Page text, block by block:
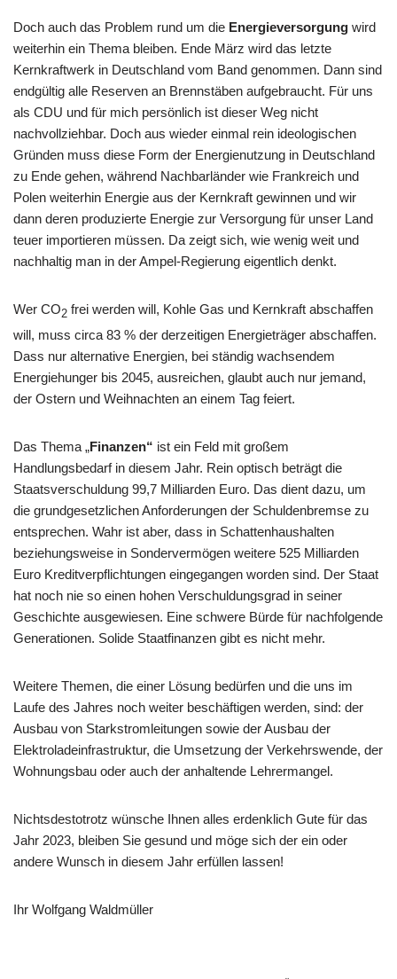
Doch auch das Problem rund um die Energieversorgung wird
weiterhin ein Thema bleiben. Ende März wird das letzte
Kernkraftwerk in Deutschland vom Band genommen. Dann sind
endgültig alle Reserven an Brennstäben aufgebraucht. Für uns
als CDU und für mich persönlich ist dieser Weg nicht
nachvollziehbar. Doch aus wieder einmal rein ideologischen
Gründen muss diese Form der Energienutzung in Deutschland
zu Ende gehen, während Nachbarländer wie Frankreich und
Polen weiterhin Energie aus der Kernkraft gewinnen und wir
dann deren produzierte Energie zur Versorgung für unser Land
teuer importieren müssen. Da zeigt sich, wie wenig weit und
nachhaltig man in der Ampel-Regierung eigentlich denkt.
Wer CO2 frei werden will, Kohle Gas und Kernkraft abschaffen
will, muss circa 83 % der derzeitigen Energieträger abschaffen.
Dass nur alternative Energien, bei ständig wachsendem
Energiehunger bis 2045, ausreichen, glaubt auch nur jemand,
der Ostern und Weihnachten an einem Tag feiert.
Das Thema „Finanzen“ ist ein Feld mit großem
Handlungsbedarf in diesem Jahr. Rein optisch beträgt die
Staatsverschuldung 99,7 Milliarden Euro. Das dient dazu, um
die grundgesetzlichen Anforderungen der Schuldenbremse zu
entsprechen. Wahr ist aber, dass in Schattenhaushalten
beziehungsweise in Sondervermögen weitere 525 Milliarden
Euro Kreditverpflichtungen eingegangen worden sind. Der Staat
hat noch nie so einen hohen Verschuldungsgrad in seiner
Geschichte ausgewiesen. Eine schwere Bürde für nachfolgende
Generationen. Solide Staatfinanzen gibt es nicht mehr.
Weitere Themen, die einer Lösung bedürfen und die uns im
Laufe des Jahres noch weiter beschäftigen werden, sind: der
Ausbau von Starkstromleitungen sowie der Ausbau der
Elektroladeinfrastruktur, die Umsetzung der Verkehrswende, der
Wohnungsbau oder auch der anhaltende Lehrermangel.
Nichtsdestotrotz wünsche Ihnen alles erdenklich Gute für das
Jahr 2023, bleiben Sie gesund und möge sich der ein oder
andere Wunsch in diesem Jahr erfüllen lassen!
Ihr Wolfgang Waldmüller